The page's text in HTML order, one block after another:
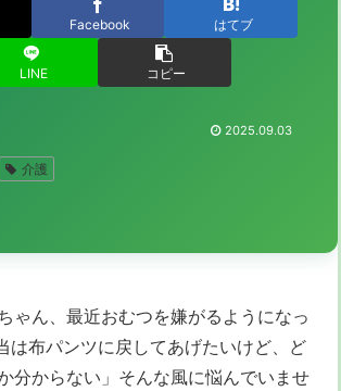
Facebook はてブ
LINE コピー
2025.09.03
介護
ゃん、最近おむつを嫌がるようになっ
は布パンツに戻してあげたいけど、ど
分からない」そんな風に悩んでいませ